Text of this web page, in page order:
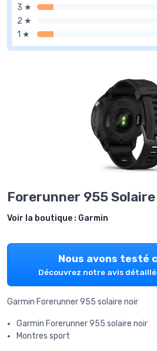
3 ★
2 ★
1 ★
Forerunner 955 Solaire
Voir la boutique : Garmin
Nous avons testé
Découvrez notre avis
Garmin Forerunner 955 solaire noir
Garmin Forerunner 955 solaire noir
Montres sport